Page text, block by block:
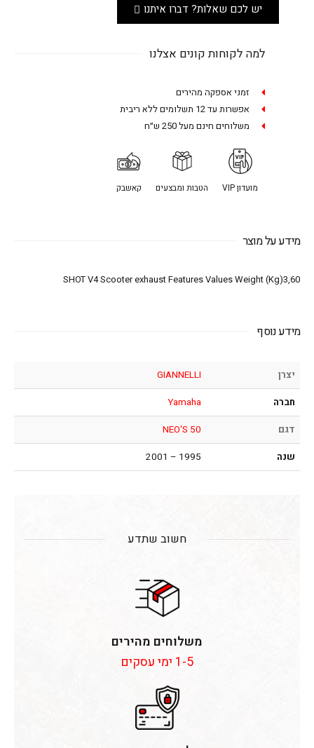
יש לכם שאלות? דברו איתנו
למה לקוחות קונים אצלנו
זמני אספקה מהירים
אפשרות עד 12 תשלומים ללא ריבית
משלוחים חינם מעל 250 ש״ח
מועדון VIP הטבות ומבצעים קאשבק
מידע על מוצר
SHOT V4 Scooter exhaust Features Values Weight (Kg)3,60
מידע נוסף
יצרן
GIANNELLI
חברה
Yamaha
דגם
NEO'S 50
שנה
1995 – 2001
חשוב שתדע
משלוחים מהירים
1-5 ימי עסקים